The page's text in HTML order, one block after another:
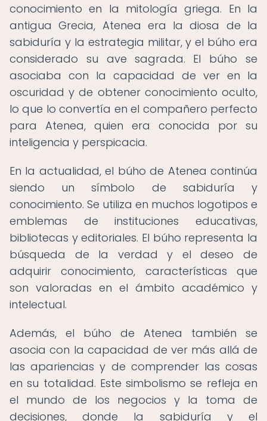
conocimiento en la mitología griega. En la
antigua Grecia, Atenea era la diosa de la
sabiduría y la estrategia militar, y el búho era
considerado su ave sagrada. El búho se
asociaba con la capacidad de ver en la
oscuridad y de obtener conocimiento oculto,
lo que lo convertía en el compañero perfecto
para Atenea, quien era conocida por su
inteligencia y perspicacia.
En la actualidad, el búho de Atenea continúa
siendo un símbolo de sabiduría y
conocimiento. Se utiliza en muchos logotipos e
emblemas de instituciones educativas,
bibliotecas y editoriales. El búho representa la
búsqueda de la verdad y el deseo de
adquirir conocimiento, características que
son valoradas en el ámbito académico y
intelectual.
Además, el búho de Atenea también se
asocia con la capacidad de ver más allá de
las apariencias y de comprender las cosas
en su totalidad. Este simbolismo se refleja en
el mundo de los negocios y la toma de
decisiones, donde la sabiduría y el